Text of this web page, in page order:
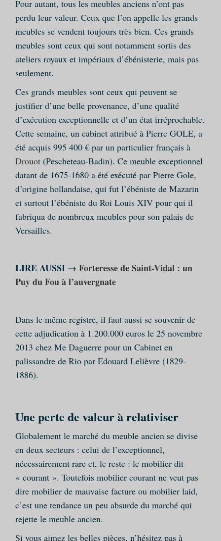
Pour autant, tous les meubles anciens n’ont pas
perdu leur valeur. Ceux que l’on appelle les grands
meubles se vendent toujours très bien. Ces grands
meubles sont ceux qui sont notamment sortis des
ateliers royaux et impériaux d’ébénisterie, mais pas
seulement.
Ces grands meubles sont ceux qui peuvent se
justifier d’une belle provenance, d’une qualité
d’exécution exceptionnelle et d’un état irréprochable.
Cette semaine, un cabinet attribué à Pierre GOLE, a
été acquis 995 400 € par un particulier français à
Drouot (Pescheteau-Badin). Ce meuble exceptionnel
datant de 1675-1680 a été exécuté par Pierre Gole,
d’origine hollandaise, qui fut l’ébéniste de Mazarin
et surtout l’ébéniste du Roi Louis XIV pour qui il
fabriqua de nombreux meubles pour son palais de
Versailles.
LIRE AUSSI → Forteresse de Saint-Vidal : un
Puy du Fou à l’auvergnate
Dans le même registre, il faut aussi se souvenir de
cette adjudication à 1.200.000 euros le 25 novembre
2013 chez Me Daguerre pour un Cabinet en
palissandre de Rio par Edouard Lelièvre (1829-
1886).
Une perte de valeur à relativiser
Globalement le marché du meuble ancien se divise
en deux secteurs : celui de l’exceptionnel,
nécessairement rare et, le reste : le mobilier dit
« courant ». Toutefois mobilier courant ne veut pas
dire mobilier de mauvaise facture ou mobilier laid,
c’est une tendance un peu absurde du marché qui
rejette le meuble ancien.
Si vous aimez les belles pièces, n’hésitez pas à